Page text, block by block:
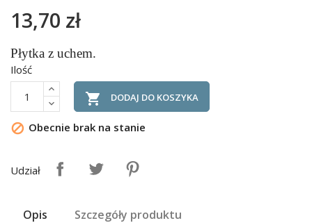
13,70 zł
Płytka z uchem.
Ilość
 DODAJ DO KOSZYKA
 Obecnie brak na stanie
Udział
Opis Szczegóły produktu